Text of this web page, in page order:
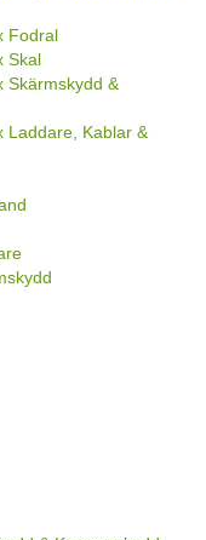
Fodral
Skal
Skärmskydd &
Laddare, Kablar &